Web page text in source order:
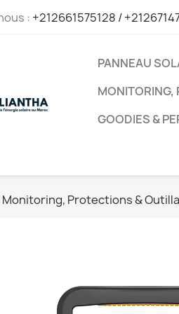
: +212661575128 /
PANNEAU
MONITORING,
GOODIES &
Monitoring, Protections &